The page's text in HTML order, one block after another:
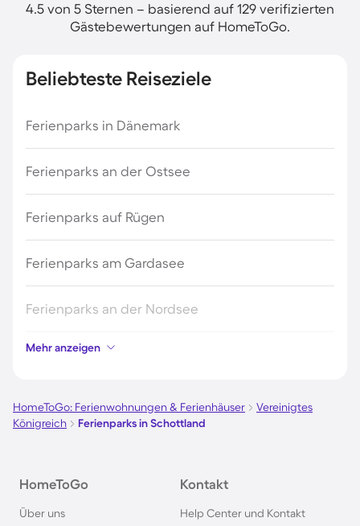
4.5 von 5 Sternen – basierend auf 129 verifizierten
Gästebewertungen auf HomeToGo.
Beliebteste Reiseziele
Ferienparks in Dänemark
Ferienparks an der Ostsee
Ferienparks auf Rügen
Ferienparks am Gardasee
Ferienparks an der Nordsee
Ferienparks in Kroatien
Ferienparks in Österreich
Ferienparks auf Usedom
Mehr anzeigen
HomeToGo: Ferienwohnungen & Ferienhäuser
Vereinigtes
Königreich
Ferienparks in Schottland
HomeToGo
Über uns
Kontakt
Help Center und Kontakt